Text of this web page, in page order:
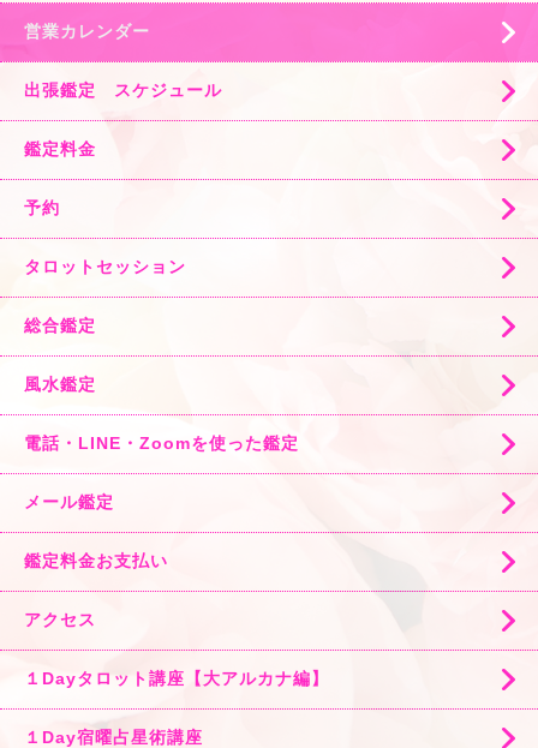
営業カレンダー
出張鑑定 スケジュール
鑑定料金
予約
タロットセッション
総合鑑定
風水鑑定
電話・LINE・Zoomを使った鑑定
メール鑑定
鑑定料金お支払い
アクセス
１Dayタロット講座【大アルカナ編】
１Day宿曜占星術講座